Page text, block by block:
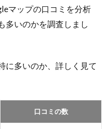
マップの口コミを分析
多いのかを調査しまし
に多いのか、詳しく見て
口コミの数